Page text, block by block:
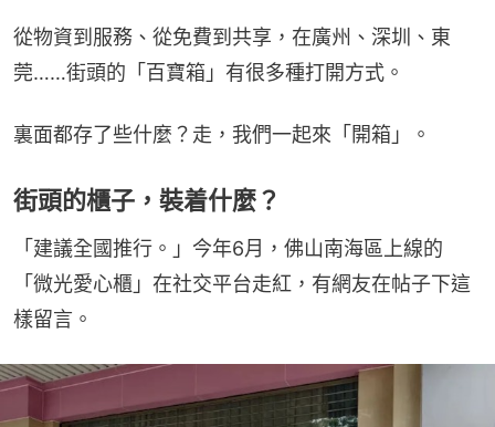
從物資到服務、從免費到共享，在廣州、深圳、東
莞……街頭的「百寶箱」有很多種打開方式。
裏面都存了些什麼？走，我們一起來「開箱」。
街頭的櫃子，裝着什麼？
「建議全國推行。」今年6月，佛山南海區上線的
「微光愛心櫃」在社交平台走紅，有網友在帖子下這
樣留言。